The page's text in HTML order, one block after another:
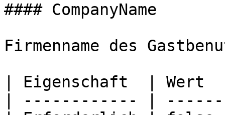
#### CompanyName
Firmenname des
| Eigenschaft  |
| ------------ |